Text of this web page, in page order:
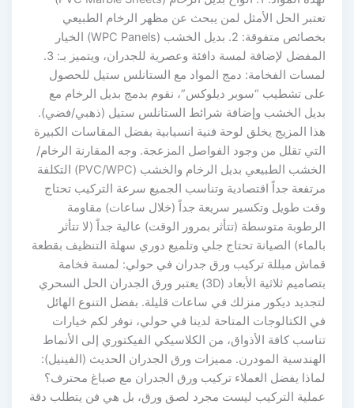
تعتبر الحل الأمثل لمن يبحث عن مظهر الرخام الطبيعي
بخصائص متفوقة: 2. بديل الخشب (WPC Panels) الخيار
المفضل لإضافة لمسة دافئة وعصرية للجدران، ويتميز بـ: 3.
لمسات الفخامة: دمج المواد مع الستانلس ستيل للحصول
على تشطيب “سوبر ديلوكس”، نقوم بدمج بديل الرخام مع
بديل الخشب وإضافة شرائط الستانلس ستيل (ذهبي/فضي).
هذا المزيج يخلق لوحة فنية انسيابية بفضل المقاسات الكبيرة
التي تقلل من وجود الفواصل المزعجة. وجه المقارنة الرخام/
الخشب الطبيعي بديل الرخام والخشب (PVC/WPC) التكلفة
مرتفعة جداً اقتصادية وتناسب الجميع سرعة التركيب تحتاج
وقت طويل وتكسير سريعة جداً (خلال ساعات) مقاومة
الرطوبة متوسطة (تتأثر بمرور الوقت) عالية جداً (لا تتأثر
بالماء) الصيانة تحتاج جلي وتلميع دوري سهلة التنظيف بقطعة
قماش مبللة تركيب ورق جدران في حولي: لمسة فخامة
بتصاميم ثلاثية الأبعاد (3D) يعتبر ورق الجدران الحل السحري
لتجديد ديكور منزلك في ساعات قليلة. بفضل التنوع الهائل
في الكتالوجات المتاحة لدينا في حولي، نوفر لكم خيارات
تناسب كافة الأذواق، من الكلاسيكي الفيكتوري إلى الأنماط
الهندسية المودرن. مميزات ورق الجدران الحديث (الفينيل):
لماذا يفضل العملاء تركيب ورق الجدران مع صباغ محترف؟
عملية التركيب ليست مجرد لصق ورق، بل هي فن يتطلب دقة